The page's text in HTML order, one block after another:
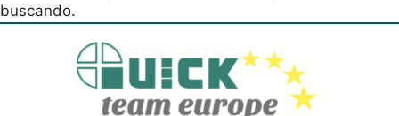
buscando.